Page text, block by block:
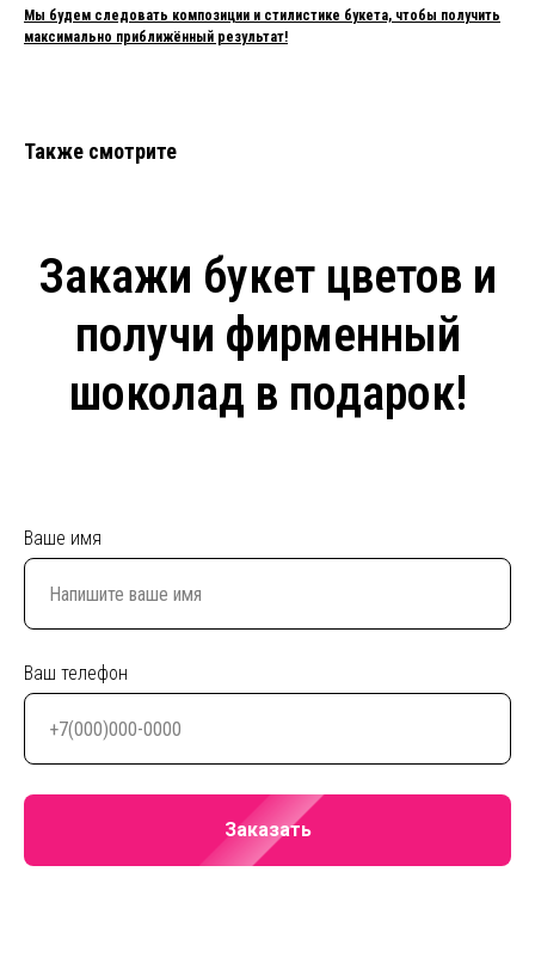
Мы будем следовать композиции и стилистике букета, чтобы получить
максимально приближённый результат!
Также смотрите
Закажи букет цветов и
получи фирменный
шоколад в подарок!
Ваше имя
Ваш телефон
Заказать